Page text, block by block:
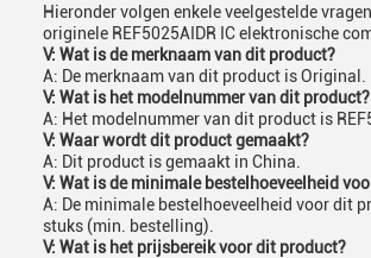
Hieronder volgen enkele veelgestelde
originele REF5025AIDR IC elektronische
V: Wat is de merknaam van dit product?
A: De merknaam van dit product is Original.
V: Wat is het modelnummer van dit product?
A: Het modelnummer van dit product is
V: Waar wordt dit product gemaakt?
A: Dit product is gemaakt in China.
V: Wat is de minimale bestelhoeveelheid
A: De minimale bestelhoeveelheid voor dit
stuks (min. bestelling).
V: Wat is het prijsbereik voor dit product?